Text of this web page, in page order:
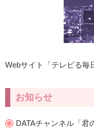
Webサイト「テレビる毎
お知らせ
DATAチャンネル「君